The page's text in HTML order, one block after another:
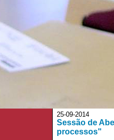
25-09-2014
Sessão de
processos"